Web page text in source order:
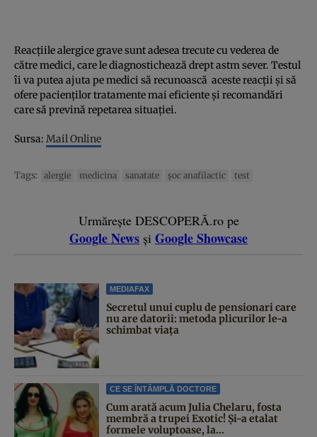
Reacţiile alergice grave sunt adesea trecute cu vederea de
către medici, care le diagnostichează drept astm sever. Testul
îi va putea ajuta pe medici să recunoască aceste reacţii şi să
ofere pacienţilor tratamente mai eficiente şi recomandări
care să prevină repetarea situaţiei.
Sursa: Mail Online
Tags: alergie medicina sanatate şoc anafilactic test
Urmărește DESCOPERĂ.ro pe
Google News și Google Showcase
MEDIAFAX
Secretul unui cuplu de pensionari care
nu are datorii: metoda plicurilor le-a
schimbat viața
CE SE ÎNTÂMPLĂ DOCTORE
Cum arată acum Julia Chelaru, fosta
membră a trupei Exotic! Și-a etalat
formele voluptoase, la...